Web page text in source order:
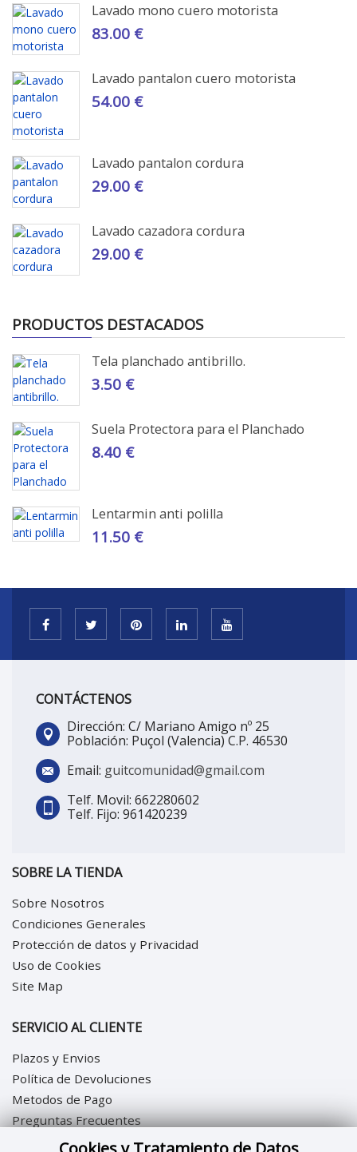
Lavado mono cuero motorista
83.00 €
Lavado pantalon cuero motorista
54.00 €
Lavado pantalon cordura
29.00 €
Lavado cazadora cordura
29.00 €
PRODUCTOS DESTACADOS
Tela planchado antibrillo.
3.50 €
Suela Protectora para el Planchado
8.40 €
Lentarmin anti polilla
11.50 €
CONTÁCTENOS
Dirección: C/ Mariano Amigo nº 25
Población: Puçol (Valencia) C.P. 46530
Email: guitcomunidad@gmail.com
Telf. Movil: 662280602
Telf. Fijo: 961420239
SOBRE LA TIENDA
Sobre Nosotros
Condiciones Generales
Protección de datos y Privacidad
Uso de Cookies
Site Map
SERVICIO AL CLIENTE
Plazos y Envios
Política de Devoluciones
Metodos de Pago
Preguntas Frecuentes